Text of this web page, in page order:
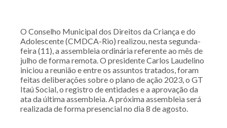
O Conselho Municipal dos Direitos da Criança e do
Adolescente (CMDCA-Rio) realizou, nesta segunda-
feira (11), a assembleia ordinária referente ao mês de
julho de forma remota. O presidente Carlos Laudelino
iniciou a reunião e entre os assuntos tratados, foram
feitas deliberações sobre o plano de ação 2023, o GT
Itaú Social, o registro de entidades e a aprovação da
ata da última assembleia. A próxima assembleia será
realizada de forma presencial no dia 8 de agosto.